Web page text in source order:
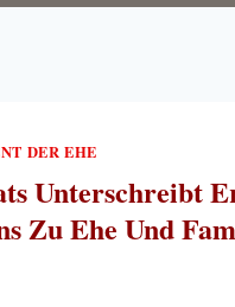
DER EHE
Unterschreibt
Zu Ehe Und